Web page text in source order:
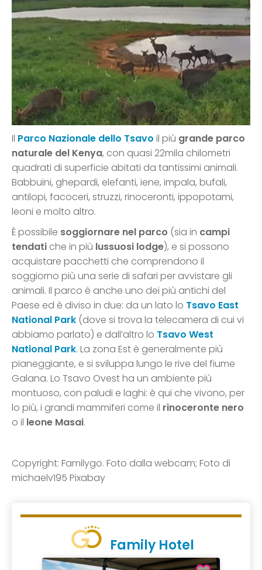
Il Parco Nazionale dello Tsavo il più grande parco
naturale del Kenya, con quasi 22mila chilometri
quadrati di superficie abitati da tantissimi animali.
Babbuini, ghepardi, elefanti, iene, impala, bufali,
antilopi, facoceri, struzzi, rinoceronti, ippopotami,
leoni e molto altro.
È possibile soggiornare nel parco (sia in campi
tendati che in più lussuosi lodge), e si possono
acquistare pacchetti che comprendono il
soggiorno più una serie di safari per avvistare gli
animali. Il parco è anche uno dei più antichi del
Paese ed è diviso in due: da un lato lo Tsavo East
National Park (dove si trova la telecamera di cui vi
abbiamo parlato) e dall’altro lo Tsavo West
National Park. La zona Est è generalmente più
pianeggiante, e si sviluppa lungo le rive del fiume
Galana. Lo Tsavo Ovest ha un ambiente più
montuoso, con paludi e laghi: è qui che vivono, per
lo più, i grandi mammiferi come il rinoceronte nero
o il leone Masai.
Copyright: Familygo. Foto dalla webcam; Foto di
michaelv195 Pixabay
Family Hotel